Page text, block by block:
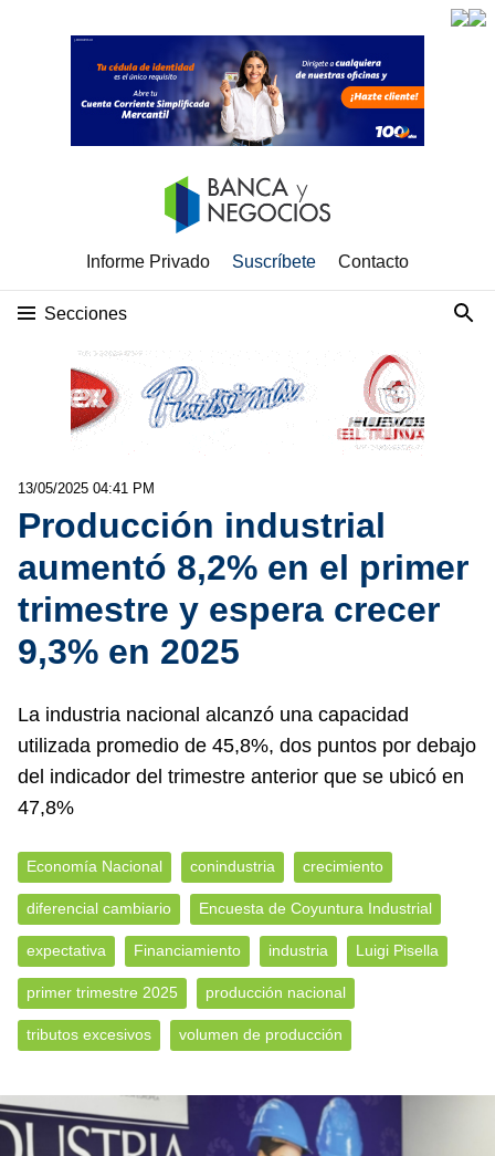
Informe Privado Suscríbete Contacto
Secciones
13/05/2025 04:41 PM
Producción industrial
aumentó 8,2% en el primer
trimestre y espera crecer
9,3% en 2025
La industria nacional alcanzó una capacidad
utilizada promedio de 45,8%, dos puntos por debajo
del indicador del trimestre anterior que se ubicó en
47,8%
Economía Nacional conindustria crecimiento
diferencial cambiario Encuesta de Coyuntura Industrial
expectativa Financiamiento industria Luigi Pisella
primer trimestre 2025 producción nacional
tributos excesivos volumen de producción